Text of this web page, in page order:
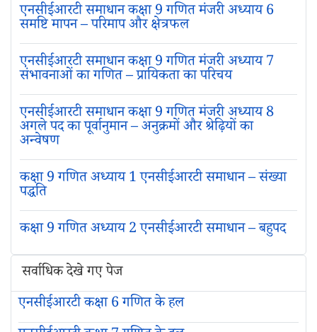
एनसीईआरटी समाधान कक्षा 9 गणित मंजरी अध्याय 6
समष्टि मापन – परिमाप और क्षेत्रफल
एनसीईआरटी समाधान कक्षा 9 गणित मंजरी अध्याय 7
संभावनाओं का गणित – प्रायिकता का परिचय
एनसीईआरटी समाधान कक्षा 9 गणित मंजरी अध्याय 8
अगले पद का पूर्वानुमान – अनुक्रमों और श्रेढ़ियों का
अन्वेषण
कक्षा 9 गणित अध्याय 1 एनसीईआरटी समाधान – संख्या
पद्धति
कक्षा 9 गणित अध्याय 2 एनसीईआरटी समाधान – बहुपद
सर्वाधिक देखे गए पेज
एनसीईआरटी कक्षा 6 गणित के हल